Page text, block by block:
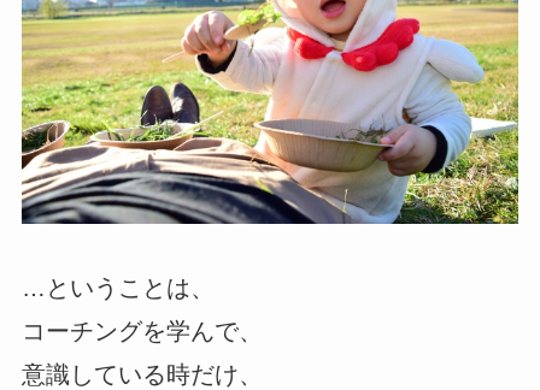
…ということは、
コーチングを学んで、
意識している時だけ、